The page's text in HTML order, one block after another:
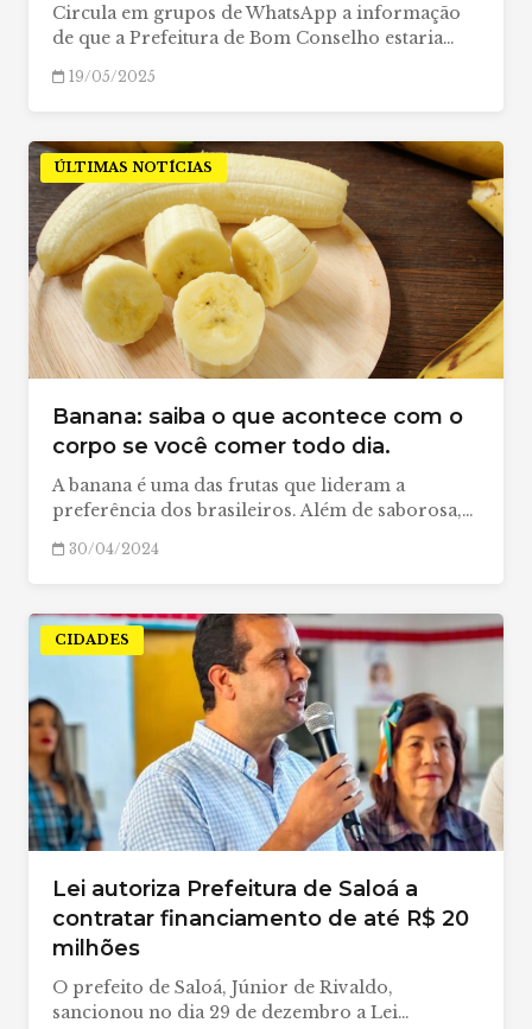
Circula em grupos de WhatsApp a informação
de que a Prefeitura de Bom Conselho estaria…
19/05/2025
ÚLTIMAS NOTÍCIAS
Banana: saiba o que acontece com o
corpo se você comer todo dia.
A banana é uma das frutas que lideram a
preferência dos brasileiros. Além de saborosa,…
30/04/2024
CIDADES
Lei autoriza Prefeitura de Saloá a
contratar financiamento de até R$ 20
milhões
O prefeito de Saloá, Júnior de Rivaldo,
sancionou no dia 29 de dezembro a Lei…